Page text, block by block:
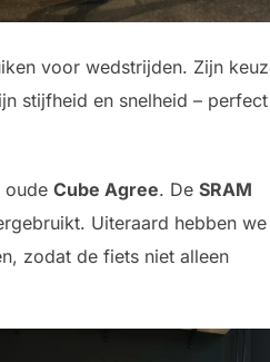
voor wedstrijden. Zijn
stijfheid en snelheid – perfect
oude Cube Agree. De SRAM
Uiteraard hebben we
zodat de fiets niet alleen